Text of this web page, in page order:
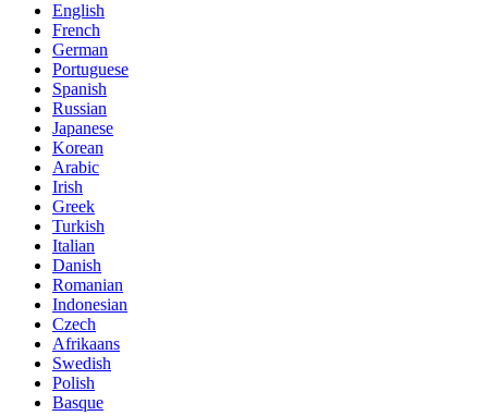
English
French
German
Portuguese
Spanish
Russian
Japanese
Korean
Arabic
Irish
Greek
Turkish
Italian
Danish
Romanian
Indonesian
Czech
Afrikaans
Swedish
Polish
Basque